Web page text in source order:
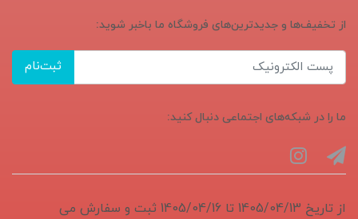
از تخفیف‌ها و جدیدترین‌های فروشگاه ما باخبر شوید:
ثبت‌نام
ما را در شبکه‌های اجتماعی دنبال کنید:
از تاریخ 1405/04/13 تا 1405/04/16 ثبت و سفارش می